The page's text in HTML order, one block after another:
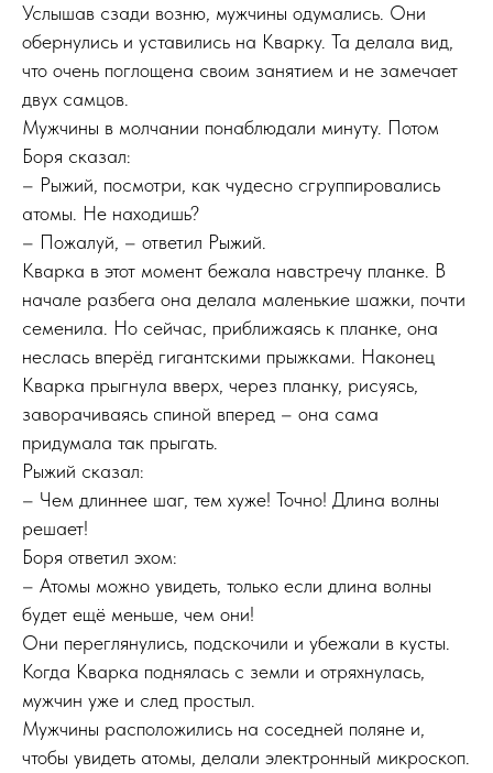
Услышав сзади возню, мужчины одумались. Они
обернулись и уставились на Кварку. Та делала вид,
что очень поглощена своим занятием и не замечает
двух самцов.
Мужчины в молчании понаблюдали минуту. Потом
Боря сказал:
– Рыжий, посмотри, как чудесно сгруппировались
атомы. Не находишь?
– Пожалуй, – ответил Рыжий.
Кварка в этот момент бежала навстречу планке. В
начале разбега она делала маленькие шажки, почти
семенила. Но сейчас, приближаясь к планке, она
неслась вперёд гигантскими прыжками. Наконец
Кварка прыгнула вверх, через планку, рисуясь,
заворачиваясь спиной вперед – она сама
придумала так прыгать.
Рыжий сказал:
– Чем длиннее шаг, тем хуже! Точно! Длина волны
решает!
Боря ответил эхом:
– Атомы можно увидеть, только если длина волны
будет ещё меньше, чем они!
Они переглянулись, подскочили и убежали в кусты.
Когда Кварка поднялась с земли и отряхнулась,
мужчин уже и след простыл.
Мужчины расположились на соседней поляне и,
чтобы увидеть атомы, делали электронный микроскоп.